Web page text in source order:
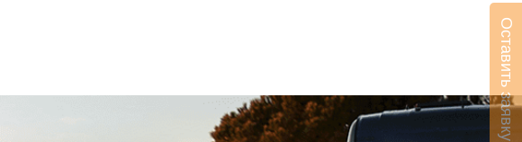
Оставить заявку